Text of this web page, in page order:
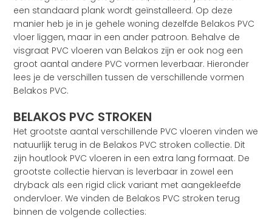
een standaard plank wordt geïnstalleerd. Op deze
manier heb je in je gehele woning dezelfde Belakos PVC
vloer liggen, maar in een ander patroon. Behalve de
visgraat PVC vloeren van Belakos zijn er ook nog een
groot aantal andere PVC vormen leverbaar. Hieronder
lees je de verschillen tussen de verschillende vormen
Belakos PVC.
BELAKOS PVC STROKEN
Het grootste aantal verschillende PVC vloeren vinden we
natuurlijk terug in de Belakos PVC stroken collectie. Dit
zijn houtlook PVC vloeren in een extra lang formaat. De
grootste collectie hiervan is leverbaar in zowel een
dryback als een rigid click variant met aangekleefde
ondervloer. We vinden de Belakos PVC stroken terug
binnen de volgende collecties: